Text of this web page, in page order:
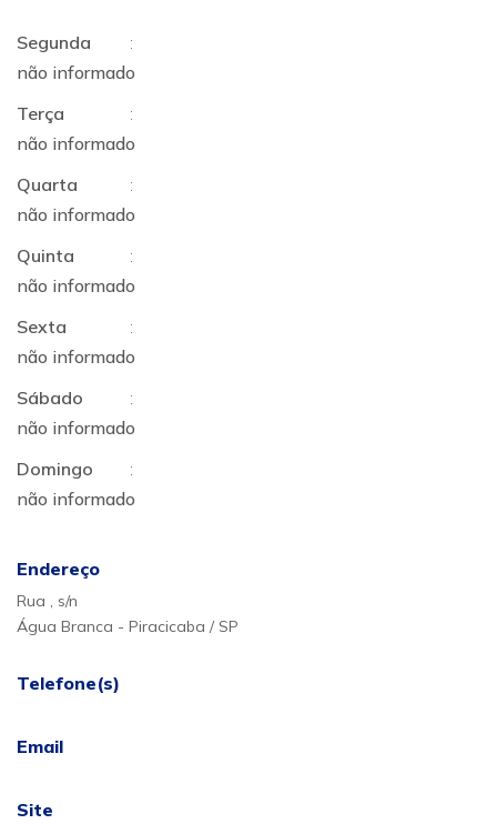
Segunda
:
não informado
Terça
:
não informado
Quarta
:
não informado
Quinta
:
não informado
Sexta
:
não informado
Sábado
:
não informado
Domingo
:
não informado
Endereço
Rua , s/n
Água Branca - Piracicaba / SP
Telefone(s)
Email
Site